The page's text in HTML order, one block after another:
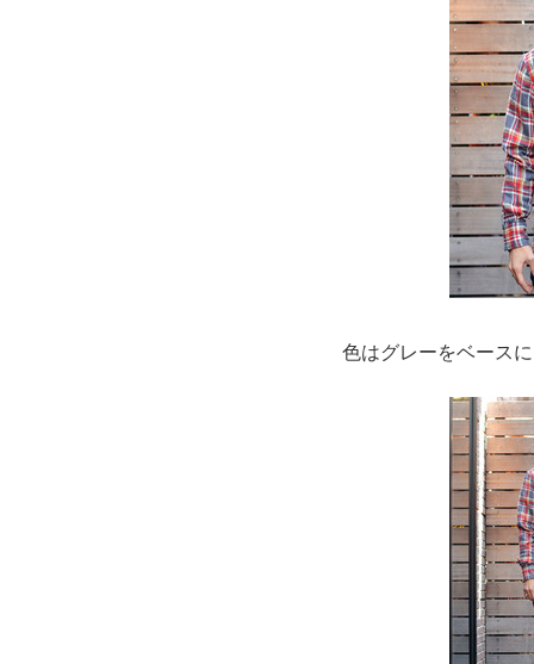
色はグレーをベース